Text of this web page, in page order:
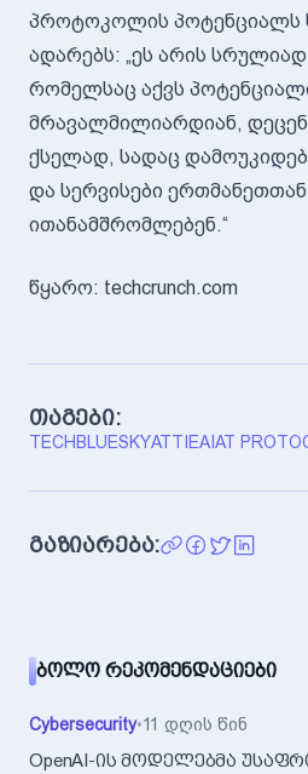
პროტოკოლის პოტენციალს
ადარებს: „ეს არის
რომელსაც აქვს
მრავალმილიარდიან,
ქსელად, სადაც
და სერვისები
ითანამშრომლებენ.“
წყარო: techcrunch.com
თაგები:
TECH BLUESKYATTIEAI AT
გაზიარება:
ᲑᲝᲚᲝ ᲠᲔᲙᲝᲛᲔᲜᲓᲐᲪᲘᲔᲑᲘ
Cybersecurity•11 დღის წინ
OpenAI-ის მოდელებმა